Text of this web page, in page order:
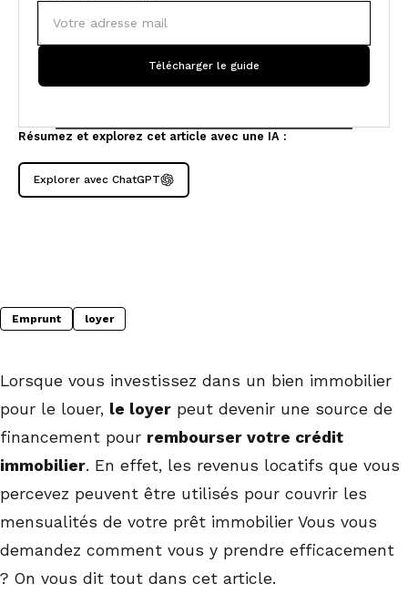
Résumez et explorez cet article avec une IA :
Explorer avec ChatGPT
Emprunt loyer
Lorsque vous investissez dans un bien immobilier
pour le louer, le loyer peut devenir une source de
financement pour rembourser votre crédit
immobilier. En effet, les revenus locatifs que vous
percevez peuvent être utilisés pour couvrir les
mensualités de votre prêt immobilier Vous vous
demandez comment vous y prendre efficacement
? On vous dit tout dans cet article.